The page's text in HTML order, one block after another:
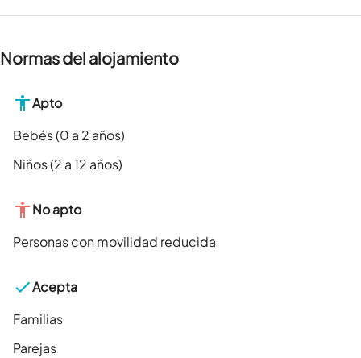
Normas del alojamiento
Apto
Bebés (0 a 2 años)
Niños (2 a 12 años)
No apto
Personas con movilidad reducida
Acepta
Familias
Parejas